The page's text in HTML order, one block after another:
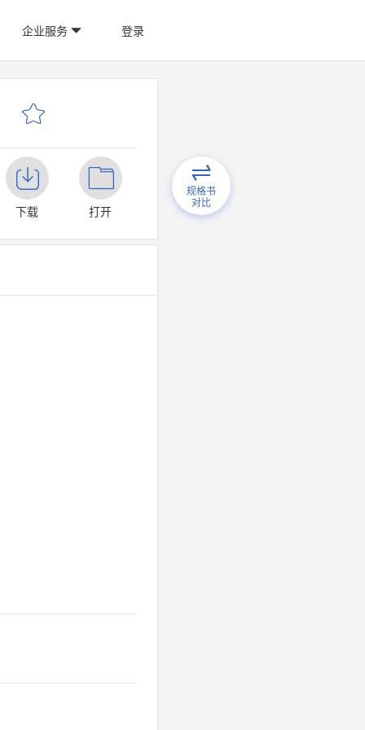
企业服务 登录
下载 打开
规格书
对比